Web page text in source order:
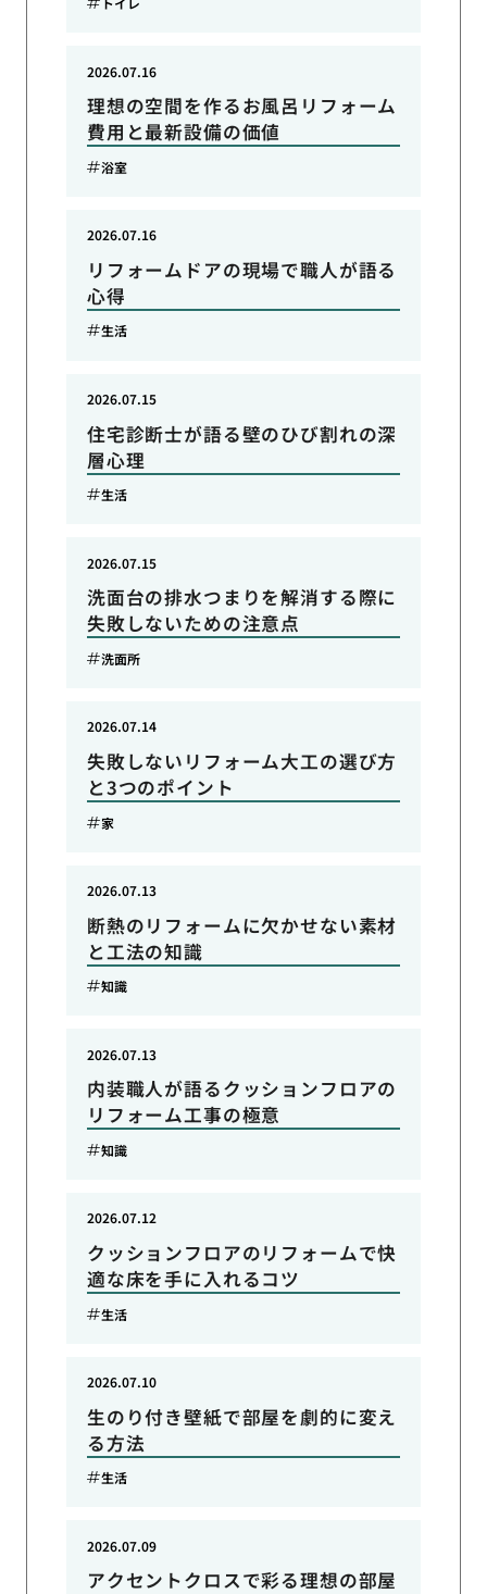
理想の空間を作るお風呂リフォーム
費用と最新設備の価値
2026.07.16
浴室
リフォームドアの現場で職人が語る
心得
2026.07.16
生活
住宅診断士が語る壁のひび割れの深
層心理
2026.07.15
生活
洗面台の排水つまりを解消する際に
失敗しないための注意点
2026.07.15
洗面所
失敗しないリフォーム大工の選び方
と3つのポイント
2026.07.14
家
断熱のリフォームに欠かせない素材
と工法の知識
2026.07.13
知識
内装職人が語るクッションフロアの
リフォーム工事の極意
2026.07.13
知識
クッションフロアのリフォームで快
適な床を手に入れるコツ
2026.07.12
生活
生のり付き壁紙で部屋を劇的に変え
る方法
2026.07.10
生活
アクセントクロスで彩る理想の部屋
2026.07.09